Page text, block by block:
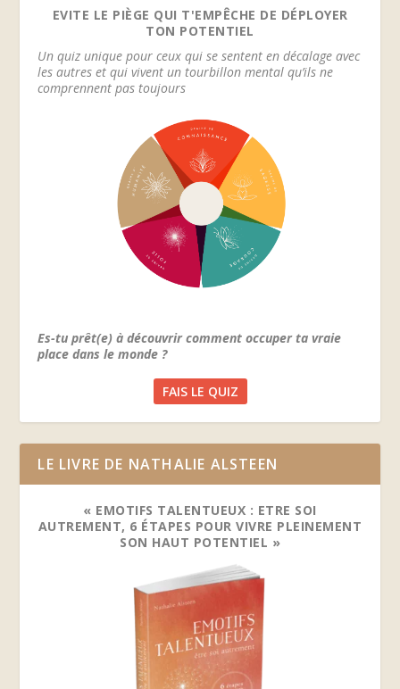
EVITE LE PIÈGE QUI T'EMPÊCHE DE DÉPLOYER
TON POTENTIEL
Un quiz unique pour ceux qui se sentent en décalage avec
les autres et qui vivent un tourbillon mental qu’ils ne
comprennent pas toujours
Es-tu prêt(e) à découvrir comment occuper ta vraie
place dans le monde ?
FAIS LE QUIZ
LE LIVRE DE NATHALIE ALSTEEN
« EMOTIFS TALENTUEUX : ETRE SOI
AUTREMENT, 6 ÉTAPES POUR VIVRE PLEINEMENT
SON HAUT POTENTIEL »